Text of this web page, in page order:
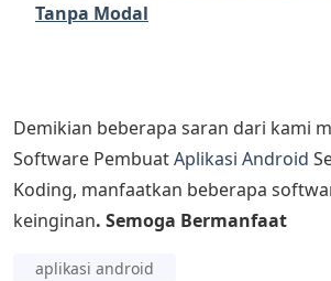
Tanpa Modal
Demikian beberapa saran dari kami
Software PembuatAplikasi Android
Koding, manfaatkan beberapa
keinginan. Semoga Bermanfaat
aplikasi android